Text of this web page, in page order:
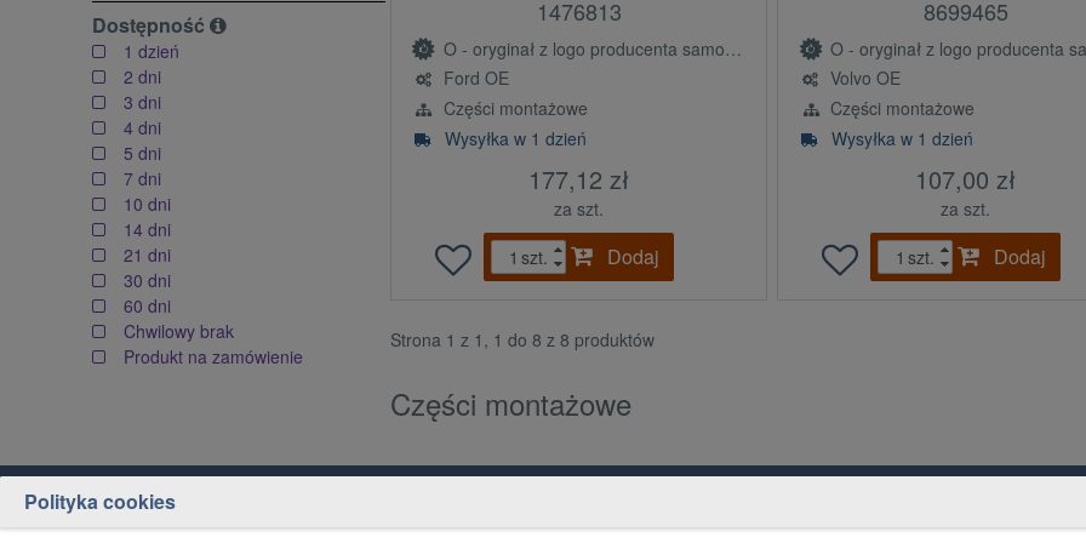
Dostępność
1 dzień
2 dni
3 dni
4 dni
5 dni
7 dni
10 dni
14 dni
21 dni
30 dni
60 dni
Chwilowy brak
Produkt na zamówienie
1476813
O - oryginał z logo producenta samochodu (OE)
Ford OE
Części montażowe
Wysyłka w 1 dzień
177,12 zł
za szt.
szt.
Dodaj
8699465
O - oryginał z logo producenta samochodu
Volvo OE
Części montażowe
Wysyłka w 1 dzień
107,00 zł
za szt.
szt.
Dodaj
Strona 1 z 1, 1 do 8 z 8 produktów
Części montażowe
Polityka cookies
Obsługa klienta